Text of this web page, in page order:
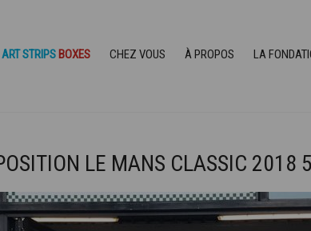
ART STRIPS BOXES CHEZ VOUS À PROPOS LA
LE MANS CLASSIC 2018 5